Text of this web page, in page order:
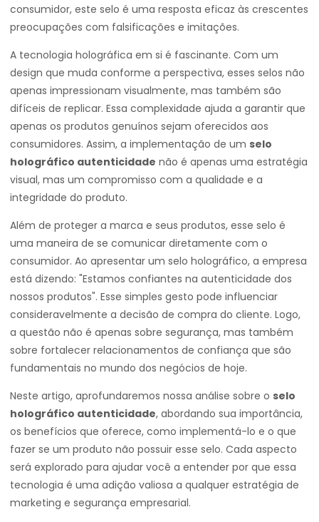
consumidor, este selo é uma resposta eficaz às crescentes
preocupações com falsificações e imitações.
A tecnologia holográfica em si é fascinante. Com um
design que muda conforme a perspectiva, esses selos não
apenas impressionam visualmente, mas também são
difíceis de replicar. Essa complexidade ajuda a garantir que
apenas os produtos genuínos sejam oferecidos aos
consumidores. Assim, a implementação de um selo
holográfico autenticidade não é apenas uma estratégia
visual, mas um compromisso com a qualidade e a
integridade do produto.
Além de proteger a marca e seus produtos, esse selo é
uma maneira de se comunicar diretamente com o
consumidor. Ao apresentar um selo holográfico, a empresa
está dizendo: "Estamos confiantes na autenticidade dos
nossos produtos". Esse simples gesto pode influenciar
consideravelmente a decisão de compra do cliente. Logo,
a questão não é apenas sobre segurança, mas também
sobre fortalecer relacionamentos de confiança que são
fundamentais no mundo dos negócios de hoje.
Neste artigo, aprofundaremos nossa análise sobre o selo
holográfico autenticidade, abordando sua importância,
os benefícios que oferece, como implementá-lo e o que
fazer se um produto não possuir esse selo. Cada aspecto
será explorado para ajudar você a entender por que essa
tecnologia é uma adição valiosa a qualquer estratégia de
marketing e segurança empresarial.